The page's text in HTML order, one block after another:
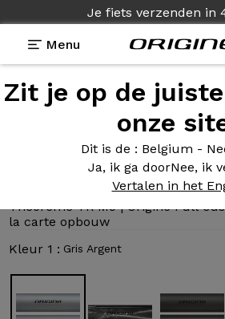
Je fiets verzenden in
Menu
Zit je op de
onze
Dit is de : Belgium -
Ja, ik ga doorNee, ik
Vertalen in het
Théorème TR M5
Théorème TR M5 | Origine Full-
la carte opbouw
Kleur 1 : Gris Argent